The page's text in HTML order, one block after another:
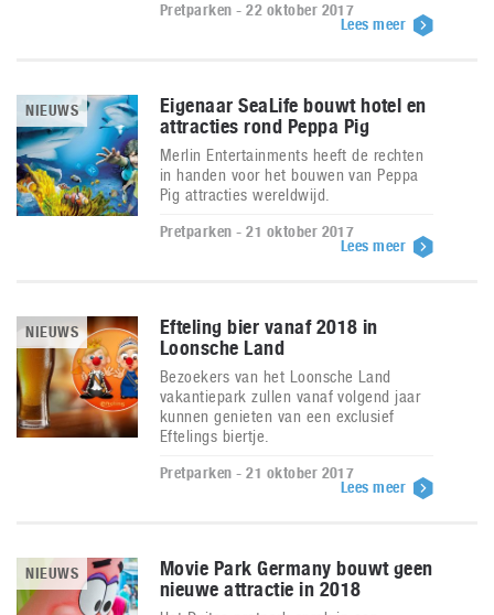
Pretparken - 22 oktober 2017
Lees meer
NIEUWS
Eigenaar SeaLife bouwt hotel en
attracties rond Peppa Pig
Merlin Entertainments heeft de rechten
in handen voor het bouwen van Peppa
Pig attracties wereldwijd.
Pretparken - 21 oktober 2017
Lees meer
NIEUWS
Efteling bier vanaf 2018 in
Loonsche Land
Bezoekers van het Loonsche Land
vakantiepark zullen vanaf volgend jaar
kunnen genieten van een exclusief
Eftelings biertje.
Pretparken - 21 oktober 2017
Lees meer
NIEUWS
Movie Park Germany bouwt geen
nieuwe attractie in 2018